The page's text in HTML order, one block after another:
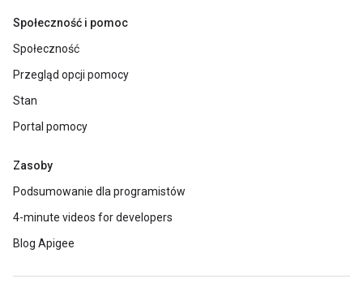
Społeczność i pomoc
Społeczność
Przegląd opcji pomocy
Stan
Portal pomocy
Zasoby
Podsumowanie dla programistów
4-minute videos for developers
Blog Apigee